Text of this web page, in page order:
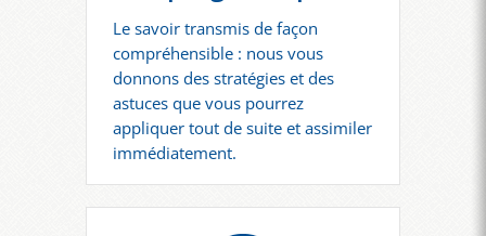
Le savoir transmis de façon
compréhensible : nous vous
donnons des stratégies et des
astuces que vous pourrez
appliquer tout de suite et assimiler
immédiatement.